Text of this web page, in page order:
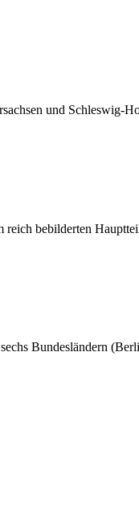
und Schleswig-
bebilderten
Bundesländern